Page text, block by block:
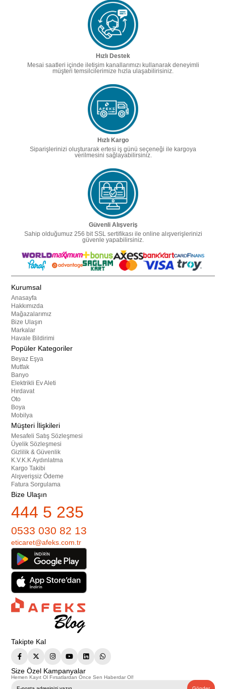
Hızlı Destek
Mesai saatleri içinde iletişim kanallarımızı kullanarak deneyimli
müşteri temsilcilerimize hızla ulaşabilirisiniz.
Hızlı Kargo
Siparişlerinizi oluşturarak ertesi iş günü seçeneği ile kargoya
verilmesini sağlayabilirsiniz.
Güvenli Alışveriş
Sahip olduğumuz 256 bit SSL sertifikası ile online alışverişlerinizi
güvenle yapabilirsiniz.
Kurumsal
Anasayfa
Hakkımızda
Mağazalarımız
Bize Ulaşın
Markalar
Havale Bildirimi
Popüler Kategoriler
Beyaz Eşya
Mutfak
Banyo
Elektrikli Ev Aleti
Hırdavat
Oto
Boya
Mobilya
Müşteri İlişkileri
Mesafeli Satış Sözleşmesi
Üyelik Sözleşmesi
Gizlilik & Güvenlik
K.V.K.K Aydınlatma
Kargo Takibi
Alışverişsiz Ödeme
Fatura Sorgulama
Bize Ulaşın
444 5 235
0533 030 82 13
eticaret@afeks.com.tr
Takipte Kal
Size Özel Kampanyalar
Hemen Kayıt Ol Fırsatlardan Önce Sen Haberdar Ol!